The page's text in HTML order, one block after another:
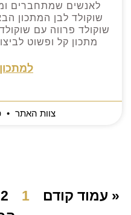
לאנשים שמתחברים
שוקולד לבן המתכון
שוקולד פרווה עם
מתכון קל ופשוט
צוות האתר
« עמוד קודם 1
2